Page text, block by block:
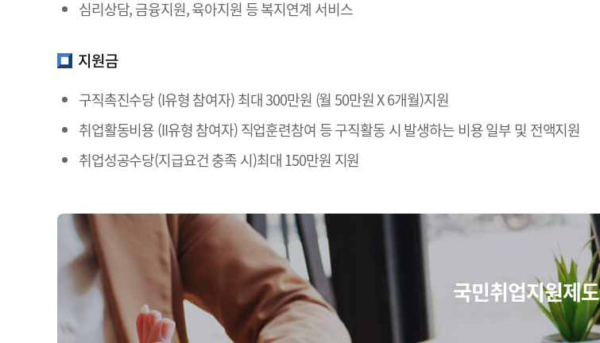
심리상담, 금융지원, 육아지원 등 복지연계 서비스
지원금
구직촉진수당 (I유형 참여자) 최대 300만원 (월 50만원 X 6개월)지원
취업활동비용 (II유형 참여자) 직업훈련참여 등 구직활동 시 발생하는 비용 일부 및 전액지원
취업성공수당(지급요건 충족 시)최대 150만원 지원
국민취업지원제도